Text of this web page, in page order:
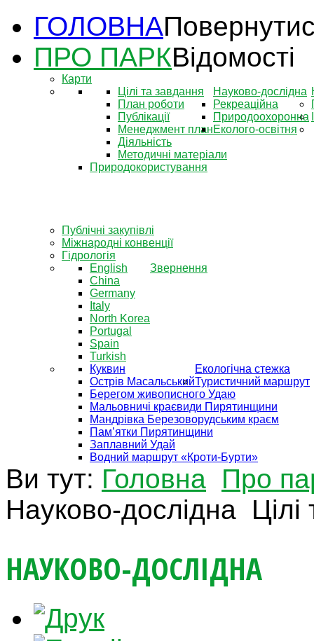
ГОЛОВНА
ПРО ПАРКВідомості
Карти
Науково-дослідна
Цілі та завдання
План роботи
Публікації
Менеджмент план
Рекреаційна
Природоохоронна
Еколого-освітня
Діяльність
Методичні матеріали
Природокористування
Публічні закупівлі
Міжнародні конвенції
Гідрологія
Звернення
English
China
Germany
Italy
North Korea
Portugal
Spain
Turkish
Екологічна стежка
Куквин
Острів МасальськийТуристичний маршрут
Берегом живописного Удаю
Мальовничі краєвиди Пирятинщини
Мандрівка Березоворудським краєм
Пам’ятки Пирятинщини
Заплавний Удай
Водний маршрут «Кроти-Бурти»
Ви тут: Головна Про
Науково-дослідна
НАУКОВО-ДОСЛІДНА